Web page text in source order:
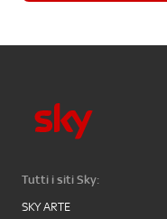
Tutti i siti Sky:
SKY ARTE